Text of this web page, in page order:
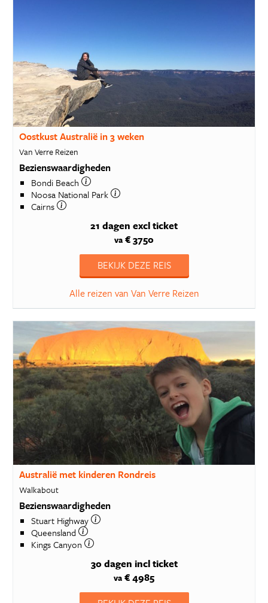
Oostkust Australië in 3 weken
Van Verre Reizen
Bezienswaardigheden
Bondi Beach
Noosa National Park
Cairns
21 dagen excl ticket
va € 3750
BEKIJK DEZE REIS
Alle reizen van Van Verre Reizen
Australië met kinderen Rondreis
Walkabout
Bezienswaardigheden
Stuart Highway
Queensland
Kings Canyon
30 dagen incl ticket
va € 4985